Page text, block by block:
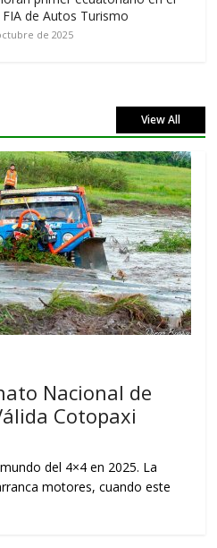
de Autos Turismo
de 2025
View All
Nacional de
Cotopaxi
del 4×4 en 2025. La
motores, cuando este